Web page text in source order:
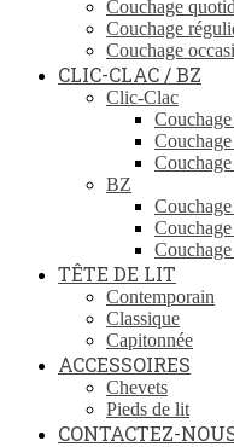
Couchage
Couchage
Couchage
CLIC-CLAC / BZ
Clic-Clac
BZ
TÊTE DE LIT
Contemporain
Classique
Capitonnée
ACCESSOIRES
Chevets
Pieds de lit
CONTACTEZ-